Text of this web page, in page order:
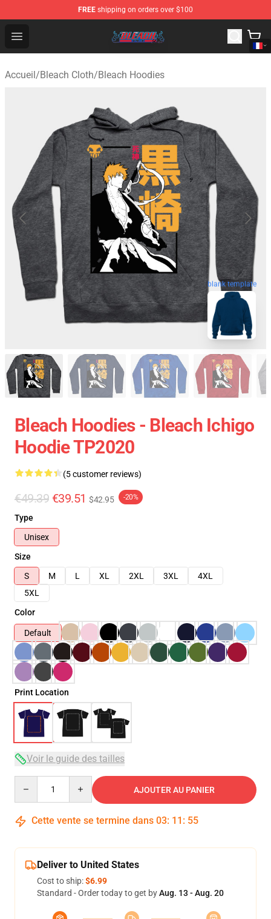
FREE shipping on orders over $100
Open menu
Bleach Store - Official Bleach Merchandise Shop
Accueil/Bleach Cloth/Bleach Hoodies
blank template
Bleach Hoodies - Bleach Ichigo
Hoodie TP2020
(5 customer reviews)
€49.39 €39.51 $42.95 -20%
Type
Unisex
Size
S
M L XL 2XL 3XL
4XL
5XL
Color
Default
Print Location
Voir le guide des tailles
AJOUTER AU PANIER
Cette vente se termine dans 03: 11 : 54
Deliver to United States
Cost to ship:$6.99
Standard - Order today to get byAug. 13 - Aug. 20